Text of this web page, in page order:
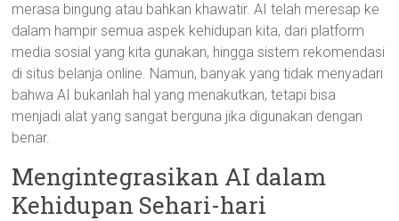
merasa bingung atau bahkan khawatir. AI telah meresap ke
dalam hampir semua aspek kehidupan kita, dari platform
media sosial yang kita gunakan, hingga sistem rekomendasi
di situs belanja online. Namun, banyak yang tidak menyadari
bahwa AI bukanlah hal yang menakutkan, tetapi bisa
menjadi alat yang sangat berguna jika digunakan dengan
benar.
Mengintegrasikan AI dalam
Kehidupan Sehari-hari